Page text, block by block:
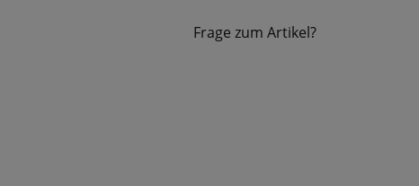
Frage zum Artikel?